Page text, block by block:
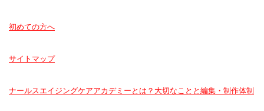
初めての方へ
サイトマップ
ナールスエイジングケアアカデミーとは？大切なことと編集・制作体制